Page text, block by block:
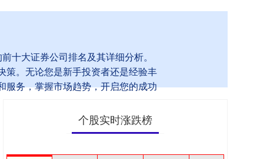
十大证券公司排名及其详细分析。
策。无论您是新手投资者还是经验丰
服务，掌握市场趋势，开启您的成功
个股实时涨跌榜